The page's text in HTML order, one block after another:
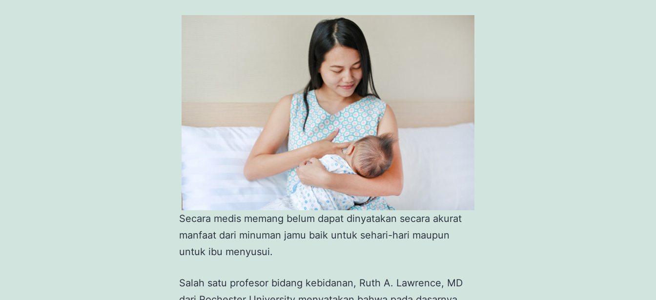
Secara medis memang belum dapat dinyatakan secara akurat
manfaat dari minuman jamu baik untuk sehari-hari maupun
untuk ibu menyusui.
Salah satu profesor bidang kebidanan, Ruth A. Lawrence, MD